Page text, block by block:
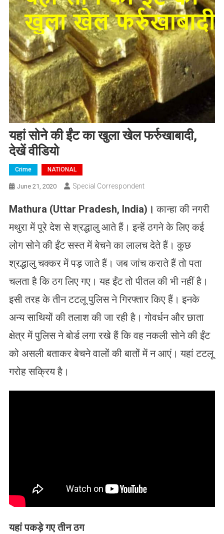
यहां सोने की ईंट का खुला खेल फर्रुखाबादी,
देखें वीडियो
Crime NATIONAL
June 21, 2020 Special Correspondent
Mathura (Uttar Pradesh, India) । कान्हा की नगरी
मथुरा में पूरे देश से श्रद्धालु आते हैं। इन्हें ठगने के लिए कई
लोग सोने की ईंट सस्त में बेचने का लालच देते हैं। कुछ
श्रद्धालु चक्कर में पड़ जाते हैं। जब जांच कराते हैं तो पता
चलता है कि ठग लिए गए। यह ईंट तो पीतल की भी नहीं है।
इसी तरह के तीन टटलू पुलिस ने गिरफ्तार किए हैं। इनके
अन्य साथियों की तलाश की जा रही है। गोवर्धन और छाता
क्षेत्र में पुलिस ने बोर्ड लगा रखे हैं कि वह नकली सोने की ईंट
को असली बताकर बेचने वालों की बातों में न आएं। यहां टटलू
गरोह सक्रिय है।
यहां पकड़े गए तीन ठग